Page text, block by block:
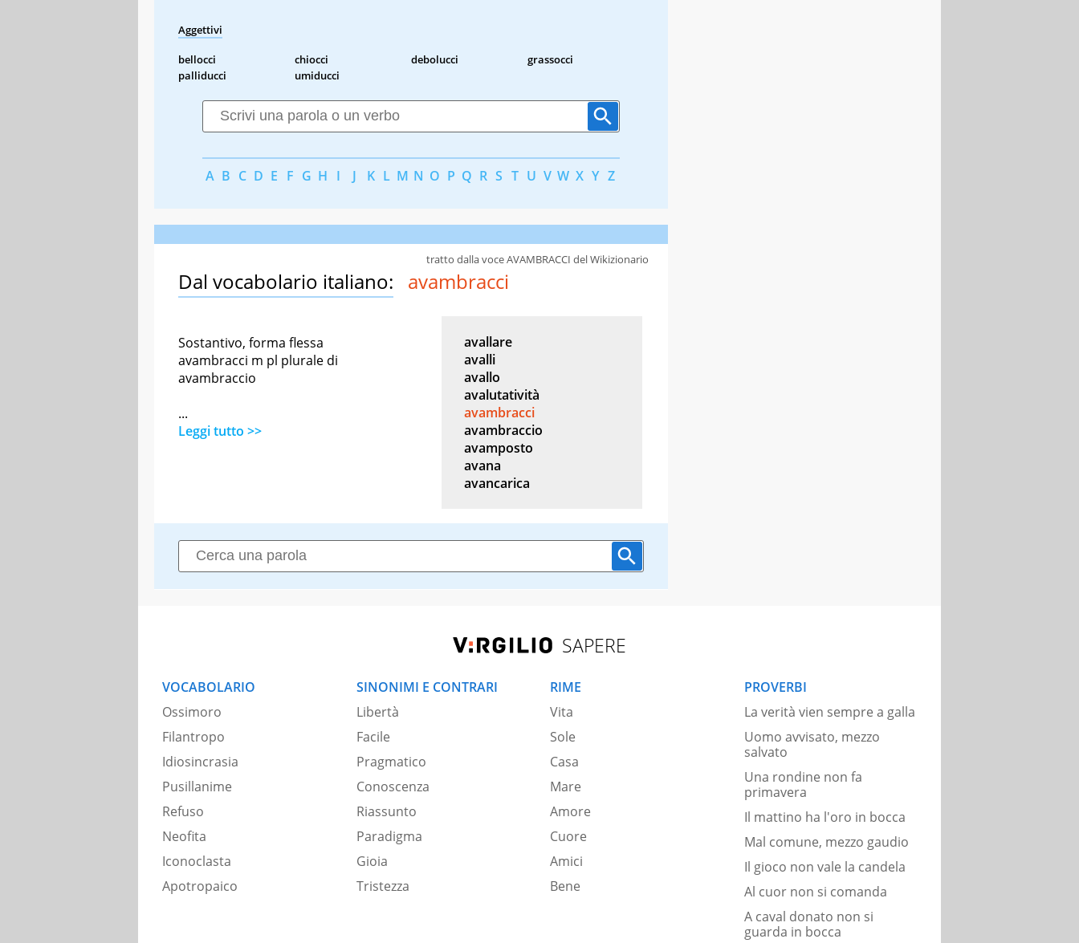
Aggettivi
bellocci chiocci debolucci
grassocci
palliducci
umiducci
A B C D E F G H I J K L M N O P Q R S T U V W X Y Z
Dal vocabolario italiano: avambracci
tratto dalla voce AVAMBRACCI del Wikizionario
Sostantivo, forma flessa
avambracci m pl plurale di
avambraccio
...
Leggi tutto >>
avallare
avalli
avallo
avalutatività
avambracci
avambraccio
avamposto
avana
avancarica
SAPERE
VOCABOLARIO
Ossimoro
Filantropo
Idiosincrasia
Pusillanime
Refuso
Neofita
Iconoclasta
Apotropaico
SINONIMI E CONTRARI
Libertà
Facile
Pragmatico
Conoscenza
Riassunto
Paradigma
Gioia
Tristezza
RIME
Vita
Sole
Casa
Mare
Amore
Cuore
Amici
Bene
PROVERBI
La verità vien sempre a galla
Uomo avvisato, mezzo
salvato
Una rondine non fa
primavera
Il mattino ha l'oro in bocca
Mal comune, mezzo gaudio
Il gioco non vale la candela
Al cuor non si comanda
A caval donato non si
guarda in bocca